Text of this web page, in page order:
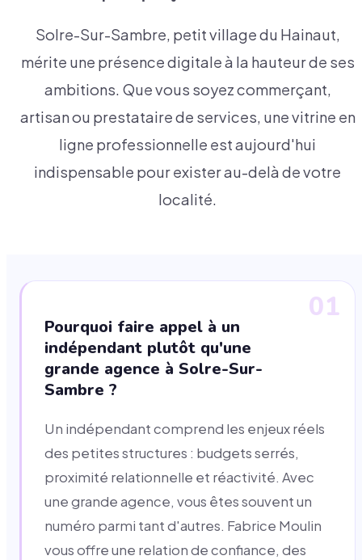
Solre-Sur-Sambre, petit village du Hainaut,
mérite une présence digitale à la hauteur de ses
ambitions. Que vous soyez commerçant,
artisan ou prestataire de services, une vitrine en
ligne professionnelle est aujourd'hui
indispensable pour exister au-delà de votre
localité.
01
Pourquoi faire appel à un
indépendant plutôt qu'une
grande agence à Solre-Sur-
Sambre ?
Un indépendant comprend les enjeux réels
des petites structures : budgets serrés,
proximité relationnelle et réactivité. Avec
une grande agence, vous êtes souvent un
numéro parmi tant d'autres. Fabrice Moulin
vous offre une relation de confiance, des